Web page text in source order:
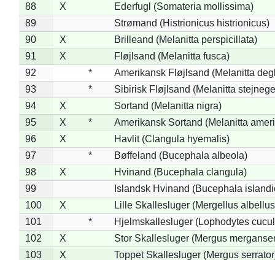
88
X
Ederfugl (Somateria mollissima)
89
Strømand (Histrionicus histrionicus)
90
X
Brilleand (Melanitta perspicillata)
91
X
Fløjlsand (Melanitta fusca)
92
*
Amerikansk Fløjlsand (Melanitta
93
*
Sibirisk Fløjlsand (Melanitta
94
X
Sortand (Melanitta nigra)
95
X *
Amerikansk Sortand (Melanitta
96
X
Havlit (Clangula hyemalis)
97
*
Bøffeland (Bucephala albeola)
98
X
Hvinand (Bucephala clangula)
99
Islandsk Hvinand (Bucephala
100
X
Lille Skallesluger (Mergellus
101
*
Hjelmskallesluger (Lophodytes
102
X
Stor Skallesluger (Mergus
103
X Toppet Skallesluger (Mergus